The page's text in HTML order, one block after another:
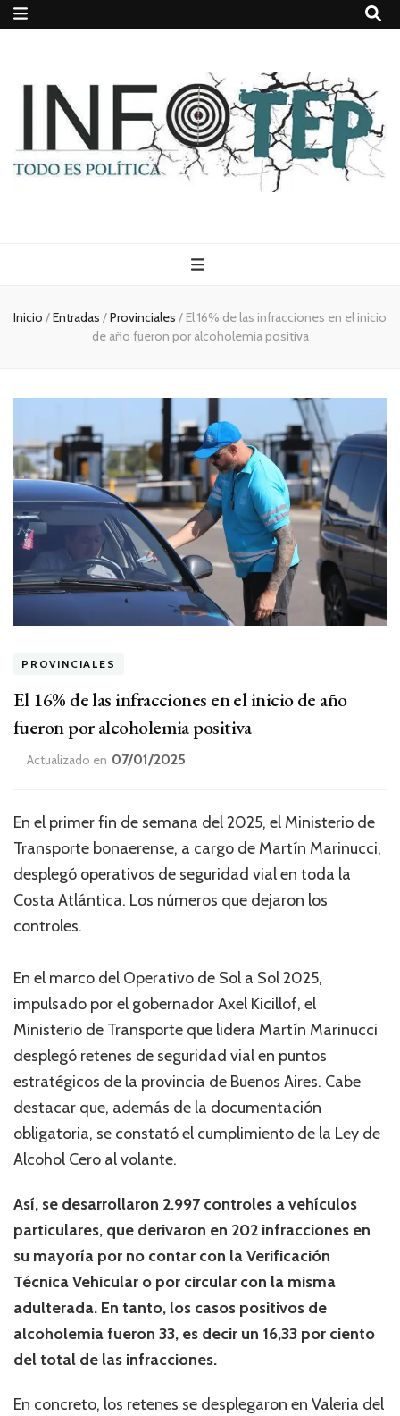
Todo es
(rosca)
política
Inicio /Entradas /Provinciales / El 16% de las infracciones en el inicio
de año fueron por alcoholemia positiva
PROVINCIALES
El 16% de las infracciones en el inicio de año
fueron por alcoholemia positiva
Actualizado en 07/01/2025
En el primer fin de semana del 2025, el Ministerio de
Transporte bonaerense, a cargo de Martín Marinucci,
desplegó operativos de seguridad vial en toda la
Costa Atlántica. Los números que dejaron los
controles.
En el marco del Operativo de Sol a Sol 2025,
impulsado por el gobernador Axel Kicillof, el
Ministerio de Transporte que lidera Martín Marinucci
desplegó retenes de seguridad vial en puntos
estratégicos de la provincia de Buenos Aires. Cabe
destacar que, además de la documentación
obligatoria, se constató el cumplimiento de la Ley de
Alcohol Cero al volante.
Así, se desarrollaron 2.997 controles a vehículos
particulares, que derivaron en 202 infracciones en
su mayoría por no contar con la Verificación
Técnica Vehicular o por circular con la misma
adulterada. En tanto, los casos positivos de
alcoholemia fueron 33, es decir un 16,33 por ciento
del total de las infracciones.
En concreto, los retenes se desplegaron en Valeria del